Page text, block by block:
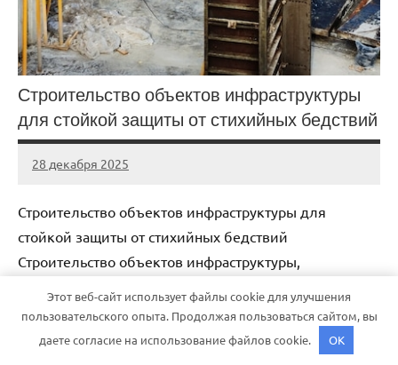
Строительство объектов инфраструктуры
для стойкой защиты от стихийных бедствий
28 декабря 2025
stroi_proekt
Нет
Строительство объектов инфраструктуры для
стойкой защиты от стихийных бедствий
Строительство объектов инфраструктуры,
бедствий, является одним из самых актуальных
вопросов […]
Этот веб-сайт использует файлы cookie для улучшения
пользовательского опыта. Продолжая пользоваться сайтом, вы
даете согласие на использование файлов cookie.
OK